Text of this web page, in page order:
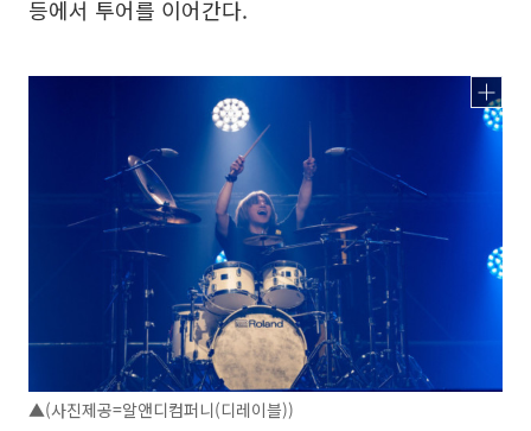
등에서 투어를 이어간다.
▲(사진제공=알앤디컴퍼니(디레이블))